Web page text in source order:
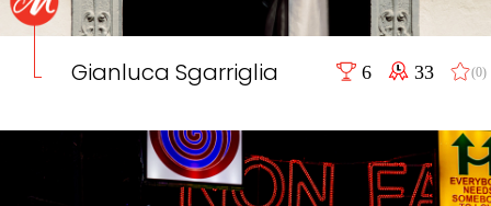
Gianluca Sgarriglia 6 33 (0)